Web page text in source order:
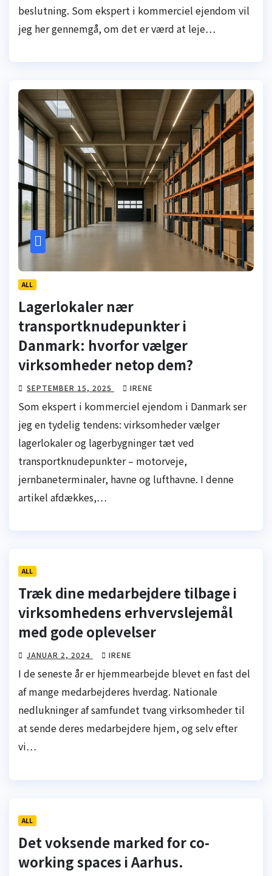
beslutning. Som ekspert i kommerciel ejendom vil
jeg her gennemgå, om det er værd at leje…
ALL
Lagerlokaler nær
transportknudepunkter i
Danmark: hvorfor vælger
virksomheder netop dem?
SEPTEMBER 15, 2025 IRENE
Som ekspert i kommerciel ejendom i Danmark ser
jeg en tydelig tendens: virksomheder vælger
lagerlokaler og lagerbygninger tæt ved
transportknudepunkter – motorveje,
jernbaneterminaler, havne og lufthavne. I denne
artikel afdækkes,…
ALL
Træk dine medarbejdere tilbage i
virksomhedens erhvervslejemål
med gode oplevelser
JANUAR 2, 2024 IRENE
I de seneste år er hjemmearbejde blevet en fast del
af mange medarbejderes hverdag. Nationale
nedlukninger af samfundet tvang virksomheder til
at sende deres medarbejdere hjem, og selv efter
vi…
ALL
Det voksende marked for co-
working spaces i Aarhus.